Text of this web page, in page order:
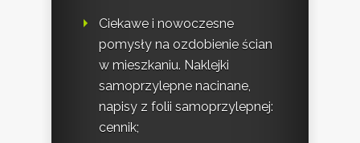
Ciekawe i nowoczesne
pomysły na ozdobienie ścian
w mieszkaniu. Naklejki
samoprzylepne nacinane,
napisy z folii samoprzylepnej:
cennik;